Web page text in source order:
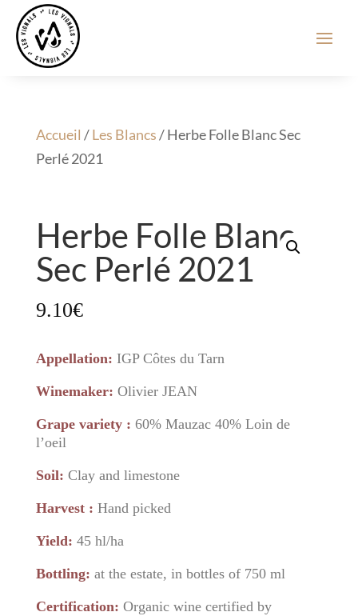
Accueil /Les Blancs/ Herbe Folle Blanc Sec
Perlé 2021
Herbe Folle Blanc
Sec Perlé 2021
9.10€
Appellation: IGP Côtes du Tarn
Winemaker: Olivier JEAN
Grape variety : 60% Mauzac 40% Loin de
l’oeil
Soil: Clay and limestone
Harvest : Hand picked
Yield: 45 hl/ha
Bottling: at the estate, in bottles of 750 ml
Certification: Organic wine certified by